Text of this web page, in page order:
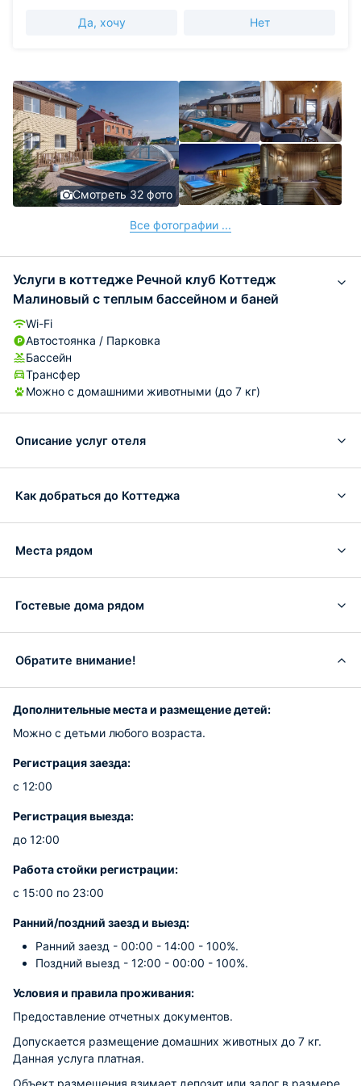
Да, хочу Нет
Смотреть 32 фото
Все фотографии ...
Услуги в коттедже Речной клуб Коттедж
Малиновый с теплым бассейном и баней
Wi-Fi
Автостоянка / Парковка
Бассейн
Трансфер
Можно с домашними животными (до 7 кг)
Описание услуг отеля
Как добраться до Коттеджа
Места рядом
Гостевые дома рядом
Обратите внимание!
Дополнительные места и размещение детей:
Можно с детьми любого возраста.
Регистрация заезда:
с 12:00
Регистрация выезда:
до 12:00
Работа стойки регистрации:
с 15:00 по 23:00
Ранний/поздний заезд и выезд:
Ранний заезд - 00:00 - 14:00 - 100%.
Поздний выезд - 12:00 - 00:00 - 100%.
Условия и правила проживания:
Предоставление отчетных документов.
Допускается размещение домашних животных до 7 кг.
Данная услуга платная.
Объект размещения взимает депозит или залог в размере